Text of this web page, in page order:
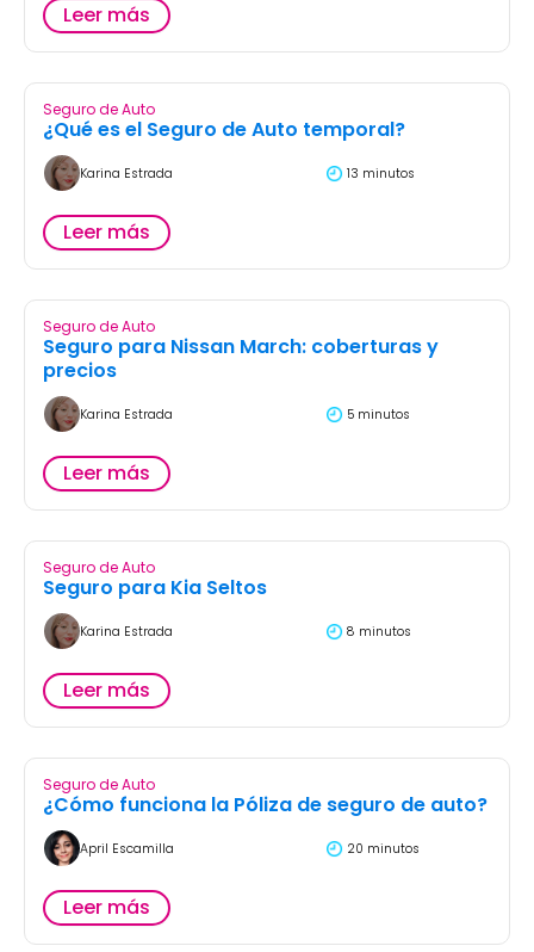
Leer más
Seguro de Auto
¿Qué es el Seguro de Auto temporal?
Karina Estrada 13 minutos
Leer más
Seguro de Auto
Seguro para Nissan March: coberturas y
precios
Karina Estrada 5 minutos
Leer más
Seguro de Auto
Seguro para Kia Seltos
Karina Estrada 8 minutos
Leer más
Seguro de Auto
¿Cómo funciona la Póliza de seguro de auto?
April Escamilla 20 minutos
Leer más